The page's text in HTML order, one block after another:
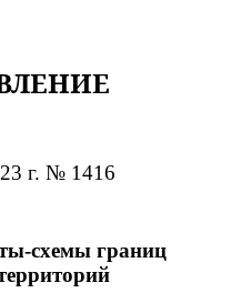
г. № 1416
схемы границ